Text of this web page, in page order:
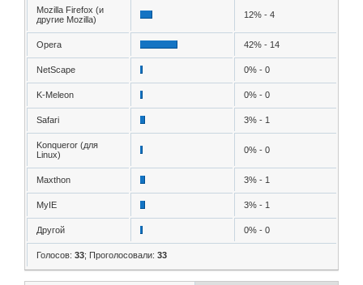
Mozilla Firefox (и
другие Mozilla)
12% - 4
Opera 42% - 14
NetScape 0% - 0
K-Meleon 0% - 0
Safari 3% - 1
Konqueror (для
Linux)
0% - 0
Maxthon 3% - 1
MyIE 3% - 1
Другой 0% - 0
Голосов: 33; Проголосовали: 33